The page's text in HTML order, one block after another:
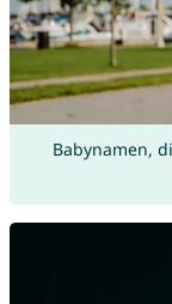
Babynamen,